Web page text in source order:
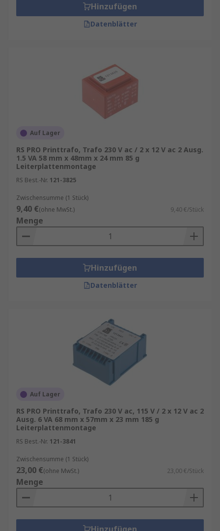
Hinzufügen
Datenblätter
Auf Lager
RS PRO Printtrafo, Trafo 230 V ac / 2 x 12 V ac 2 Ausg.
1.5 VA 58 mm x 48mm x 24 mm 85 g
Leiterplattenmontage
RS Best.-Nr. 121-3825
Zwischensumme (1 Stück)
9,40 €(ohne MwSt.) 9,40 €/Stück
Menge
Hinzufügen
Datenblätter
Auf Lager
RS PRO Printtrafo, Trafo 230 V ac, 115 V / 2 x 12 V ac 2
Ausg. 6 VA 68 mm x 57mm x 23 mm 185 g
Leiterplattenmontage
RS Best.-Nr. 121-3841
Zwischensumme (1 Stück)
23,00 €(ohne MwSt.) 23,00 €/Stück
Menge